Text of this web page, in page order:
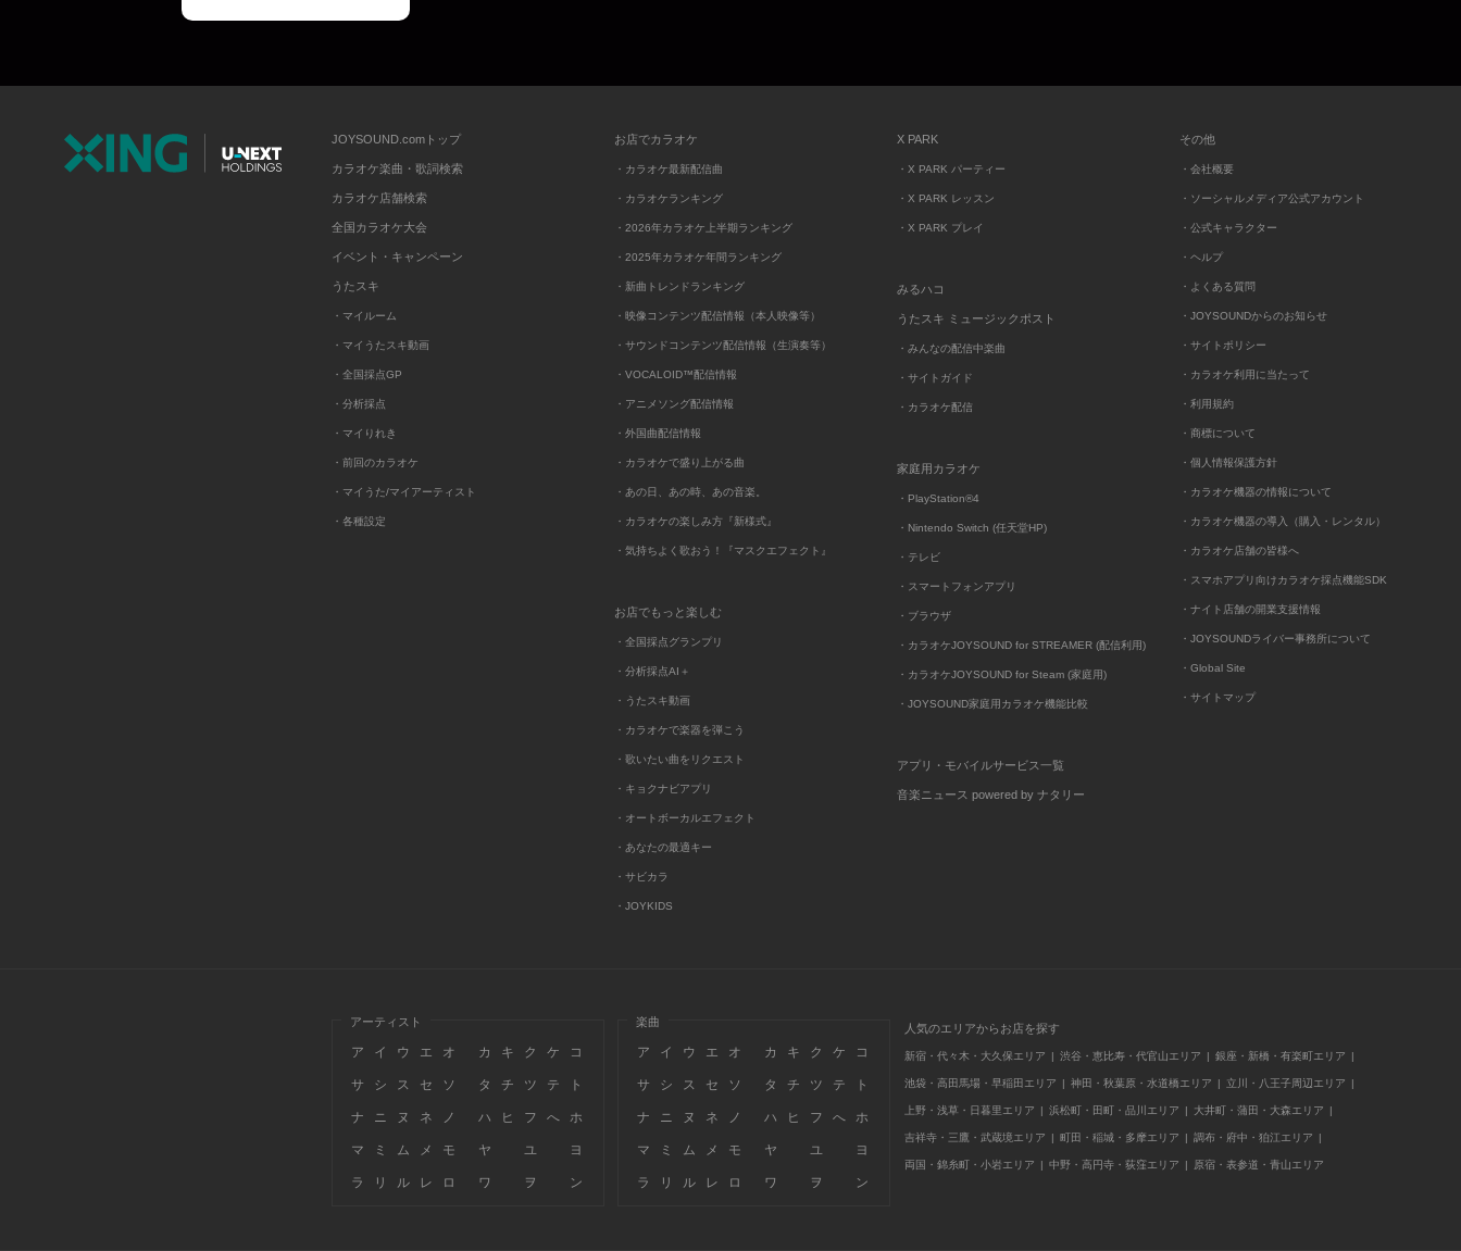
JOYSOUND.comトップ
カラオケ楽曲・歌詞検索
カラオケ店舗検索
全国カラオケ大会
イベント・キャンペーン
うたスキ
・マイルーム
・マイうたスキ動画
・全国採点GP
・分析採点
・マイりれき
・前回のカラオケ
・マイうた/マイアーティスト
・各種設定
お店でカラオケ
・カラオケ最新配信曲
・カラオケランキング
・2026年カラオケ上半期ランキング
・2025年カラオケ年間ランキング
・新曲トレンドランキング
・映像コンテンツ配信情報（本人映像等）
・サウンドコンテンツ配信情報（生演奏等）
・VOCALOID™配信情報
・アニメソング配信情報
・外国曲配信情報
・カラオケで盛り上がる曲
・あの日、あの時、あの音楽。
・カラオケの楽しみ方『新様式』
・気持ちよく歌おう！『マスクエフェクト』
お店でもっと楽しむ
・全国採点グランプリ
・分析採点AI＋
・うたスキ動画
・カラオケで楽器を弾こう
・歌いたい曲をリクエスト
・キョクナビアプリ
・オートボーカルエフェクト
・あなたの最適キー
・サビカラ
・JOYKIDS
X PARK
・X PARK パーティー
・X PARK レッスン
・X PARK プレイ
みるハコ
うたスキ ミュージックポスト
・みんなの配信中楽曲
・サイトガイド
・カラオケ配信
家庭用カラオケ
・PlayStation®4
・Nintendo Switch (任天堂HP)
・テレビ
・スマートフォンアプリ
・ブラウザ
・カラオケJOYSOUND for STREAMER (配信利用)
・カラオケJOYSOUND for Steam (家庭用)
・JOYSOUND家庭用カラオケ機能比較
アプリ・モバイルサービス一覧
音楽ニュース powered by ナタリー
その他
・会社概要
・ソーシャルメディア公式アカウント
・公式キャラクター
・ヘルプ
・よくある質問
・JOYSOUNDからのお知らせ
・サイトポリシー
・カラオケ利用に当たって
・利用規約
・商標について
・個人情報保護方針
・カラオケ機器の情報について
・カラオケ機器の導入（購入・レンタル）
・カラオケ店舗の皆様へ
・スマホアプリ向けカラオケ採点機能SDK
・ナイト店舗の開業支援情報
・JOYSOUNDライバー事務所について
・Global Site
・サイトマップ
アーティスト
ア イ ウ エ オ カ キ ク ケ コ
サ シ ス セ ソ タ チ ツ テ ト
ナ ニ ヌ ネ ノ ハ ヒ フ へ ホ
マ ミ ム メ モ ヤ ユ ヨ
ラ リ ル レ ロ ワ ヲ ン
楽曲
ア イ ウ エ オ カ キ ク ケ コ
サ シ ス セ ソ タ チ ツ テ ト
ナ ニ ヌ ネ ノ ハ ヒ フ へ ホ
マ ミ ム メ モ ヤ ユ ヨ
ラ リ ル レ ロ ワ ヲ ン
人気のエリアからお店を探す
新宿・代々木・大久保エリア 渋谷・恵比寿・代官山エリア 銀座・新橋・有楽町エリア
池袋・高田馬場・早稲田エリア 神田・秋葉原・水道橋エリア 立川・八王子周辺エリア
上野・浅草・日暮里エリア 浜松町・田町・品川エリア 大井町・蒲田・大森エリア
吉祥寺・三鷹・武蔵境エリア 町田・稲城・多摩エリア 調布・府中・狛江エリア
両国・錦糸町・小岩エリア 中野・高円寺・荻窪エリア 原宿・表参道・青山エリア